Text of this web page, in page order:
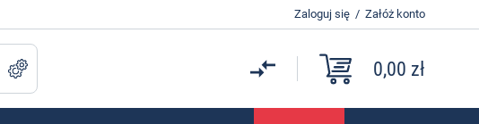
Zaloguj się / Załóż konto
0,00 zł